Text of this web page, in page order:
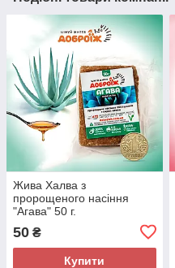
Жива Халва з
пророщеного насіння
"Агава" 50 г.
50 ₴
Купити